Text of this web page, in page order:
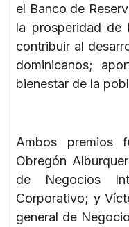
el Banco de
la prosperidad de
contribuir al
dominicanos;
bienestar de la
Ambos premios
Obregón
de Negocios
Corporativo; y
general de